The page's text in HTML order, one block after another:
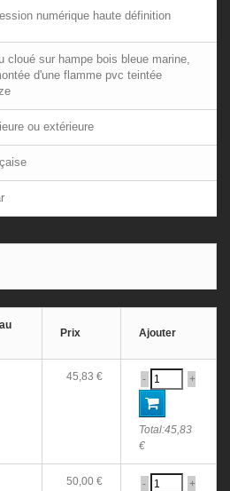
numérique haute définition
cloué sur hampe bois bleue marine,
d'une flamme pvc teintée
ou extérieure
Prix Ajouter
45,83 € - +
Total:45,83
€
50,00 € - +